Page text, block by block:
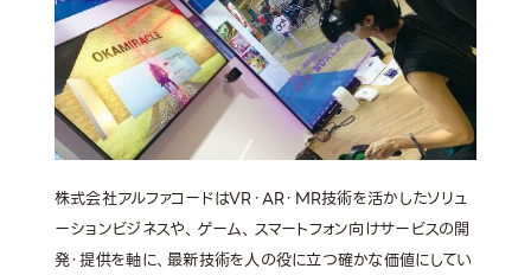
株式会社アルファコードはVR・AR・MR技術を活かしたソリュ
ーションビジネスや、ゲーム、スマートフォン向けサービスの開
発・提供を軸に、最新技術を人の役に立つ確かな価値にしてい